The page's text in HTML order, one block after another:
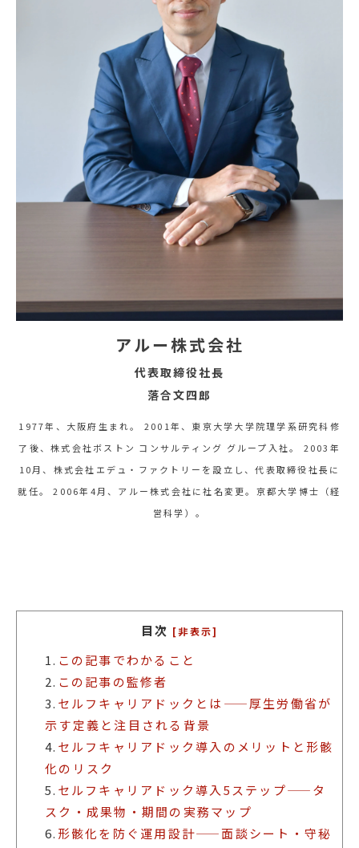
アルー株式会社
代表取締役社長
落合文四郎
1977年、大阪府生まれ。 2001年、東京大学大学院理学系研究科修
了後、株式会社ボストン コンサルティング グループ入社。 2003年
10月、株式会社エデュ・ファクトリーを設立し、代表取締役社長に
就任。 2006年4月、アルー株式会社に社名変更。京都大学博士（経
営科学）。
目次 [非表示]
1. この記事でわかること
2. この記事の監修者
3. セルフキャリアドックとは——厚生労働省が
示す定義と注目される背景
4. セルフキャリアドック導入のメリットと形骸
化のリスク
5. セルフキャリアドック導入5ステップ——タ
スク・成果物・期間の実務マップ
6. 形骸化を防ぐ運用設計——面談シート・守秘